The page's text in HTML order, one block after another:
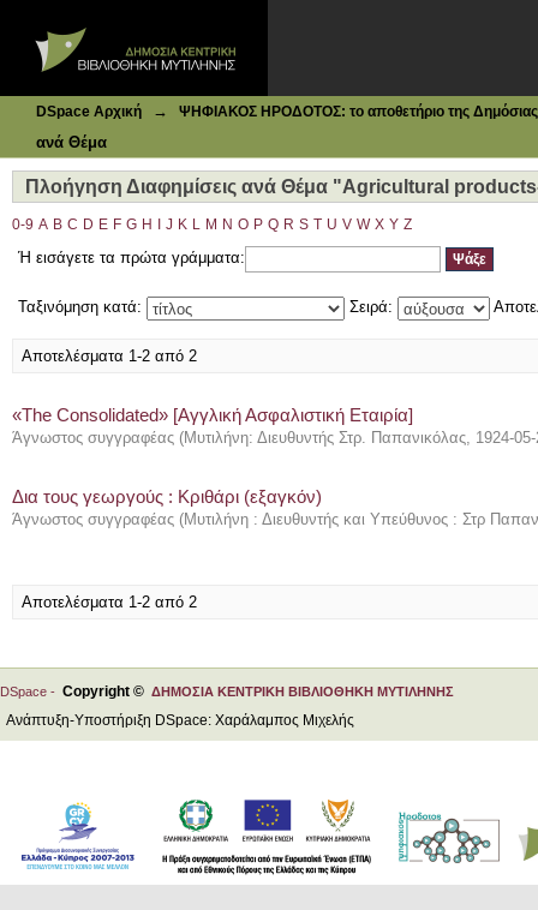
DSpace Αρχική → ΨΗΦΙΑΚΟΣ ΗΡΟΔΟΤΟΣ: το αποθετήριο της Δημόσιας
ανά Θέμα
Πλοήγηση Διαφημίσεις ανά Θέμα "Agricultural
0-9 A B C D E F G H J K L M N O P Q R S T U V W X Y Z
Ή εισάγετε τα πρώτα γράμματα:
Ταξινόμηση κατά: Σειρά:
Αποτελέσματα 1-2 από 2
«The Consolidated» [Αγγλική Ασφαλιστική Εταιρία]
Άγνωστος συγγραφέας (Μυτιλήνη: Διευθυντής Στρ. Παπανικόλας, 1924-
Δια τους γεωργούς : Κριθάρι (εξαγκόν)
Άγνωστος συγγραφέας (Μυτιλήνη : Διευθυντής και Υπεύθυνος : Στρ
Αποτελέσματα 1-2 από 2
DSpace - Copyright © ΔΗΜΟΣΙΑ ΚΕΝΤΡΙΚΗ ΒΙΒΛΙΟΘΗΚΗ ΜΥΤΙΛΗΝΗΣ
Ανάπτυξη-Υποστήριξη DSpace: Χαράλαμπος Μιχελής